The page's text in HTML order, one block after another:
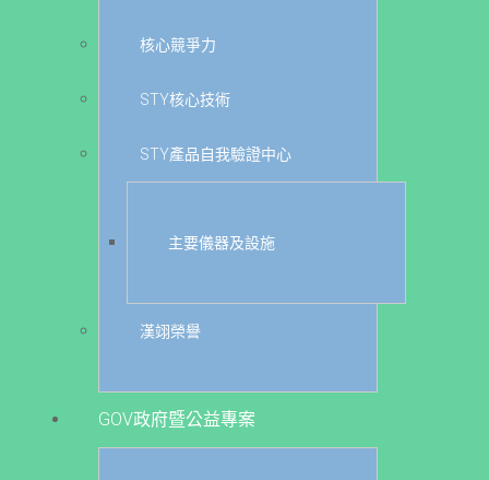
核心競爭力
STY核心技術
STY產品自我驗證中心
主要儀器及設施
漢翊榮譽
GOV政府暨公益專案